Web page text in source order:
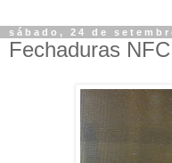
sábado, 24 de
Fechaduras